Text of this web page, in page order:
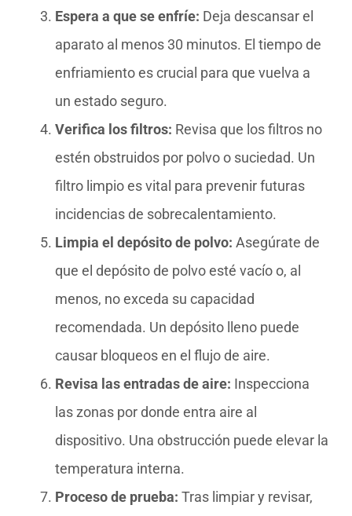
Espera a que se enfríe: Deja descansar el
aparato al menos 30 minutos. El tiempo de
enfriamiento es crucial para que vuelva a
un estado seguro.
Verifica los filtros: Revisa que los filtros no
estén obstruidos por polvo o suciedad. Un
filtro limpio es vital para prevenir futuras
incidencias de sobrecalentamiento.
Limpia el depósito de polvo: Asegúrate de
que el depósito de polvo esté vacío o, al
menos, no exceda su capacidad
recomendada. Un depósito lleno puede
causar bloqueos en el flujo de aire.
Revisa las entradas de aire: Inspecciona
las zonas por donde entra aire al
dispositivo. Una obstrucción puede elevar la
temperatura interna.
Proceso de prueba: Tras limpiar y revisar,